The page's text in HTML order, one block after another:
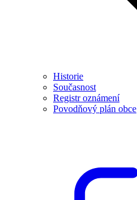
Historie
Současnost
Registr oznámení
Povodňový plán obce